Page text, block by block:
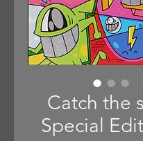
Catch the
Special